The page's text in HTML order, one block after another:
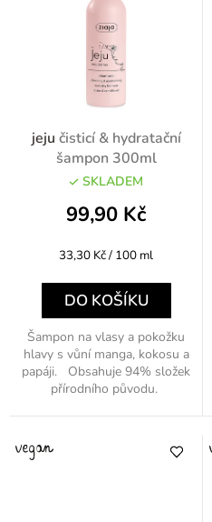
jeju čisticí & hydratační
šampon 300ml
SKLADEM
99,90 Kč
Měrná
33,30 Kč / 100 ml
DO KOŠÍKU
Šampon na vlasy a pokožku
hlavy s vůní manga, kokosu a
papáji. Obsahuje 94% složek
přírodního původu.